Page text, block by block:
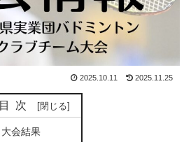
2025.10.11 2025.11.25
目次
大会結果